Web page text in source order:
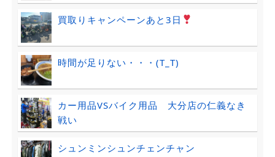
買取りキャンペーンあと3日
時間が足りない・・・(T_T)
カー用品VSバイク用品 大分店の仁義なき
戦い
シュンミンシュンチェンチャン